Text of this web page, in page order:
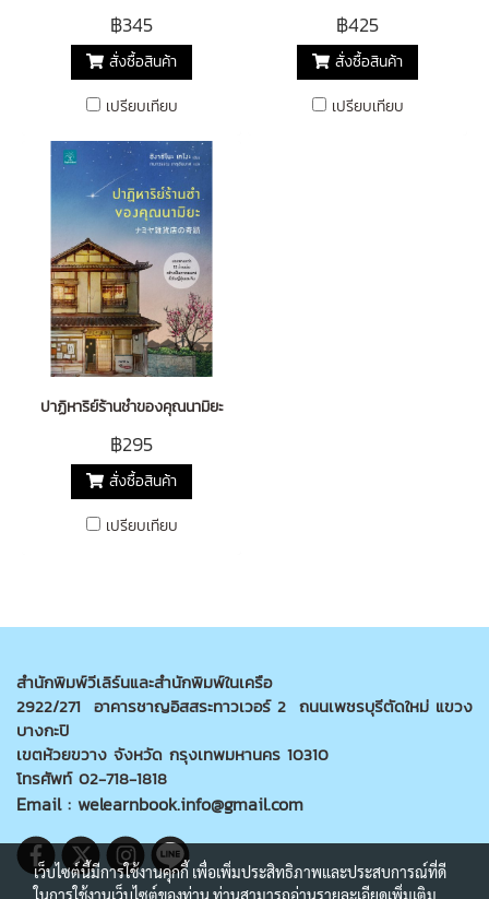
฿345
สั่งซื้อสินค้า
เปรียบเทียบ
฿425
สั่งซื้อสินค้า
เปรียบเทียบ
ปาฏิหาริย์ร้านชำของคุณนามิยะ
฿295
สั่งซื้อสินค้า
เปรียบเทียบ
สำนักพิมพ์วีเลิร์นและสำนักพิมพ์ในเครือ
2922/271 อาคารชาญอิสสระทาวเวอร์ 2 ถนนเพชรบุรีตัดใหม่ แขวง
บางกะปิ
เขตห้วยขวาง จังหวัด กรุงเทพมหานคร 10310
โทรศัพท์ 02-718-1818
Email : welearnbook.info@gmail.com
เว็บไซต์นี้มีการใช้งานคุกกี้ เพื่อเพิ่มประสิทธิภาพและประสบการณ์ที่ดี
ในการใช้งานเว็บไซต์ของท่าน ท่านสามารถอ่านรายละเอียดเพิ่มเติม